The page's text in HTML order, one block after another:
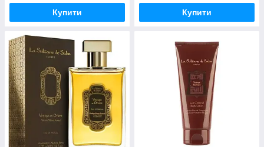
Купити Купити